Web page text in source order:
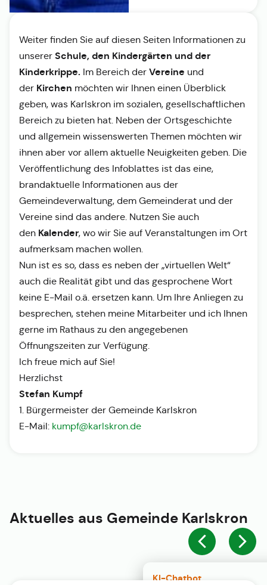
KI-Chatbot
Weiter finden Sie auf diesen Seiten Informationen zu
unserer Schule, den Kindergärten und der
Kinderkrippe. Im Bereich der Vereine und
der Kirchen möchten wir Ihnen einen Überblick
geben, was Karlskron im sozialen, gesellschaftlichen
Bereich zu bieten hat. Neben der Ortsgeschichte
und allgemein wissenswerten Themen möchten wir
ihnen aber vor allem aktuelle Neuigkeiten geben. Die
Veröffentlichung des Infoblattes ist das eine,
brandaktuelle Informationen aus der
Gemeindeverwaltung, dem Gemeinderat und der
Vereine sind das andere. Nutzen Sie auch
den Kalender, wo wir Sie auf Veranstaltungen im Ort
aufmerksam machen wollen.
Nun ist es so, dass es neben der „virtuellen Welt“
auch die Realität gibt und das gesprochene Wort
keine E-Mail o.ä. ersetzen kann. Um Ihre Anliegen zu
besprechen, stehen meine Mitarbeiter und ich Ihnen
gerne im Rathaus zu den angegebenen
Öffnungszeiten zur Verfügung.
Ich freue mich auf Sie!
Herzlichst
Stefan Kumpf
1. Bürgermeister der Gemeinde Karlskron
E-Mail: kumpf@karlskron.de
Aktuelles aus Gemeinde Karlskron